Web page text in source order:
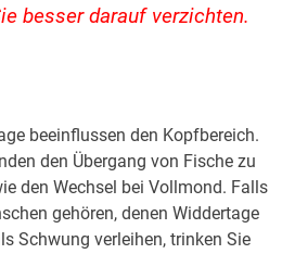
besser darauf verzichten.
beeinflussen den Kopfbereich.
den Übergang von Fische zu
den Wechsel bei Vollmond. Falls
gehören, denen Widdertage
Schwung verleihen, trinken Sie